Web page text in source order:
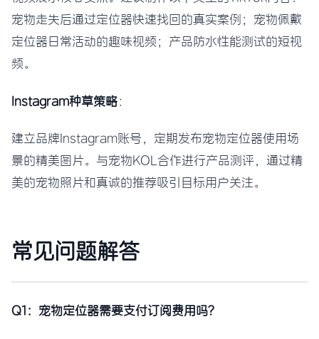
宠物走失后通过定位器快速找回的真实案例；宠物佩戴
定位器日常活动的趣味视频；产品防水性能测试的短视
频。
Instagram种草策略：
建立品牌Instagram账号，定期发布宠物定位器使用场
景的精美图片。与宠物KOL合作进行产品测评，通过精
美的宠物照片和真诚的推荐吸引目标用户关注。
常见问题解答
Q1：宠物定位器需要支付订阅费用吗？